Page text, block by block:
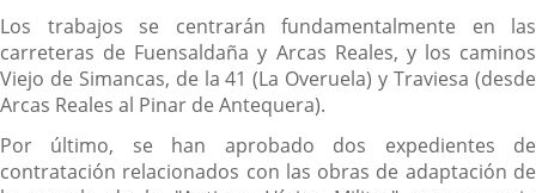
Los trabajos se centrarán fundamentalmente en las
carreteras de Fuensaldaña y Arcas Reales, y los caminos
Viejo de Simancas, de la 41 (La Overuela) y Traviesa (desde
Arcas Reales al Pinar de Antequera).
Por último, se han aprobado dos expedientes de
contratación relacionados con las obras de adaptación de